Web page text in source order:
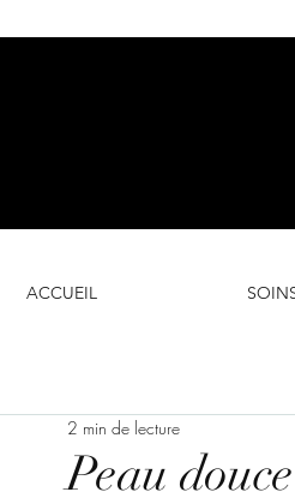
ACCUEIL
Peau
2 min de lecture